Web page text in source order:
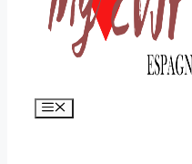
Menu